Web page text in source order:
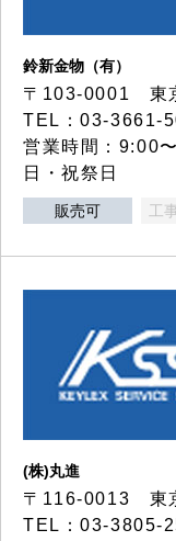
鈴新金物（有）
〒103-0001 東
TEL：03-3661-
営業時間：9:00
日・祝祭日
販売可 工
(株)丸進
〒116-0013 東
TEL：03-3805-